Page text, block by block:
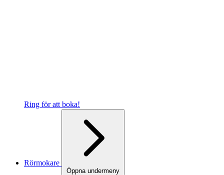
Ring för att boka!
Rörmokare
Öppna undermeny